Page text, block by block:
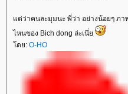
ต่ว่าคนละมุมนะ พี่ว่า อย่างน้อยๆ ภา
ไหนของ Bich dong ล่ะเนี่
ดย: O-HO